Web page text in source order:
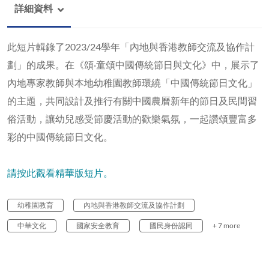
詳細資料
此短片輯錄了2023/24學年「內地與香港教師交流及協作計
劃」的成果。在《頌‧童頌中國傳統節日與文化》中，展示了
內地專家教師與本地幼稚園教師環繞「中國傳統節日文化」
的主題，共同設計及推行有關中國農曆新年的節日及民間習
俗活動，讓幼兒感受節慶活動的歡樂氣氛，一起讚頌豐富多
彩的中國傳統節日文化。
請按此觀看精華版短片。
幼稚園教育 內地與香港教師交流及協作計劃
中華文化 國家安全教育 國民身份認同 + 7 more